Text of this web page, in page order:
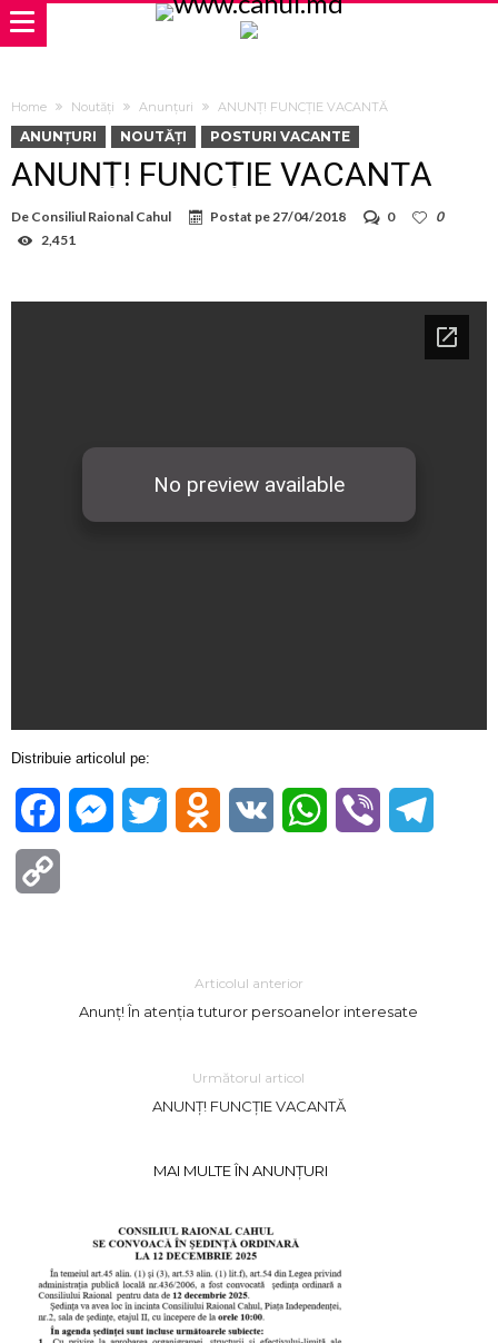
Home Noutăți Anunțuri ANUNȚ! FUNCȚIE VACANTĂ
ANUNȚURI NOUTĂȚI POSTURI VACANTE
ANUNȚ! FUNCȚIE VACANTĂ
De Consiliul Raional Cahul Postat pe27/04/2018 0
0
2,451
Distribuie articolul pe:
FacebookMessenger
Twitter Odnoklassniki
VK WhatsApp
Viber
Articolul anterior
Anunț! În atenția tuturor persoanelor interesate
Următorul articol
ANUNȚ! FUNCȚIE VACANTĂ
MAI MULTE ÎN ANUNȚURI